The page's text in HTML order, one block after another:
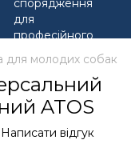
для молодих собак
ATOS
Написати відгук